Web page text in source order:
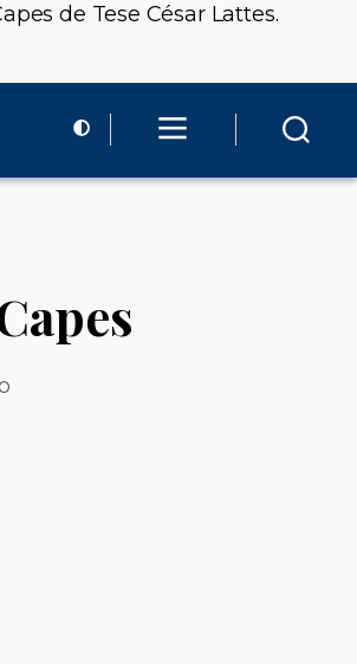
de Tese César Lattes.